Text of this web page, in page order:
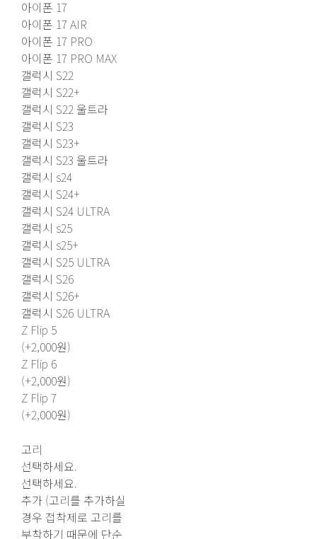
아이폰 17
아이폰 17 AIR
아이폰 17 PRO
아이폰 17 PRO MAX
갤럭시 S22
갤럭시 S22+
갤럭시 S22 울트라
갤럭시 S23
갤럭시 S23+
갤럭시 S23 울트라
갤럭시 s24
갤럭시 S24+
갤럭시 S24 ULTRA
갤럭시 s25
갤럭시 s25+
갤럭시 S25 ULTRA
갤럭시 S26
갤럭시 S26+
갤럭시 S26 ULTRA
Z Flip 5
(+2,000원)
Z Flip 6
(+2,000원)
Z Flip 7
(+2,000원)
고리
선택하세요.
선택하세요.
추가 (고리를 추가하실
경우 접착제로 고리를
부착하기 때문에 단순